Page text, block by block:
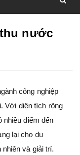
thu nước
công nghiệp
Với diện tích rộng
nhiều điểm đến
lại cho du
và giải trí.